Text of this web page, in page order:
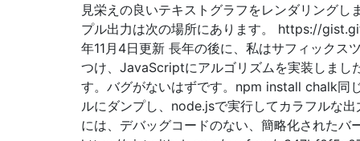
見栄えの良いテキストグラフをレンダリングし
プル出力は次の場所にあります。 https://
年11月4日更新 長年の後に、私はサフィックス
つけ、JavaScriptにアルゴリズムを実装しまし
す。バグがないはずです。npm install chalk同
ルにダンプし、node.jsで実行してカラフルな
には、デバッグコードのない、簡略化されたバ